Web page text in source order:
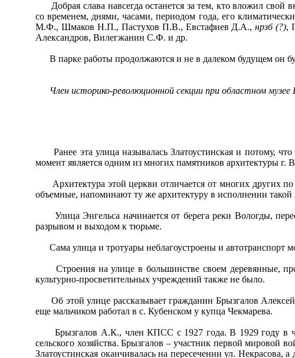
Добрая слава навсегда останется за тем, кто вложил свой
со временем, днями, часами, периодом года, его
М.Ф., Шмаков Н.П., Пастухов П.В., Евстафиев Д.А.,нрзб (?),
Александров, Вилегжанин С.Ф. и др.
В парке работы продолжаются и не в далеком будущем он
Член историко-революционной секции при областном
Ранее эта улица называлась Златоустинская и потому, что
момент является одним из многих памятников архитектуры г.
Архитектура этой церкви отличается от многих других
объемные, напоминают ту же архитектуру в исполнении
Улица Энгельса начинается от берега реки Вологды,
разрывом и выходом к тюрьме.
Сама улица и тротуары неблагоустроены и автотранспорт
Строения на улице в большинстве своем деревянные,
культурно-просветительных учреждений также не было.
Об этой улице рассказывает гражданин Брызгалов
еще мальчиком работал в с. Кубенском у купца Чекмарева.
Брызгалов А.К., член КПСС с 1927 года. В 1929 году в
сельского хозяйства. Брызгалов – участник первой мировой
Златоустинская оканчивалась на пересечении ул.